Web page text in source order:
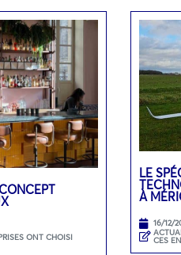
ONT CHOISI
LE
À
16/12/
CES